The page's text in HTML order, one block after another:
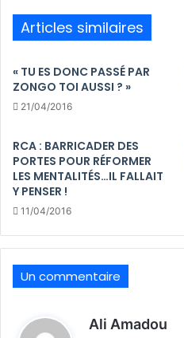
Articles similaires
« TU ES DONC PASSÉ PAR
ZONGO TOI AUSSI ? »
21/04/2016
RCA : BARRICADER DES
PORTES POUR RÉFORMER
LES MENTALITÉS…IL FALLAIT
Y PENSER !
11/04/2016
Un commentaire
Ali Amadou